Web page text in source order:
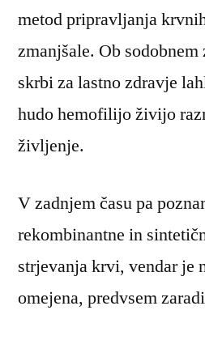
metod pripravljanja
zmanjšale. Ob
skrbi za lastno zdravje
hudo hemofilijo živijo
življenje.
V zadnjem času pa
rekombinantne in
strjevanja krvi, vendar je
omejena, predvsem